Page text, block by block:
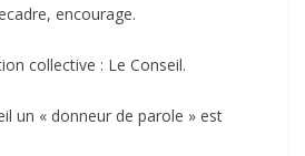
encourage.
collective : Le Conseil.
un « donneur de parole » est